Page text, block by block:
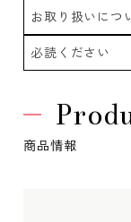
お取り扱いにつ
必読ください
商品情報